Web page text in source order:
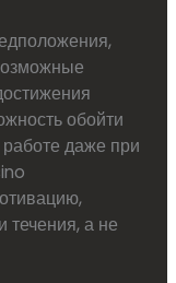
обойти
работе даже при
течения, а не